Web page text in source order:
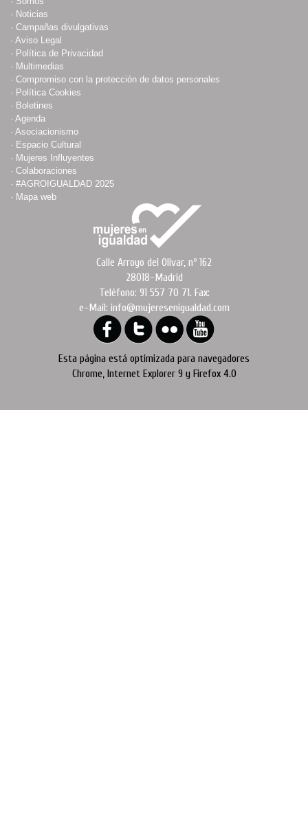
· Noticias
· Campañas divulgativas
· Aviso Legal
· Política de Privacidad
· Multimedias
· Compromiso con la protección de datos personales
· Política Cookies
· Boletines
· Agenda
· Asociacionismo
· Espacio Cultural
· Mujeres Influyentes
· Colaboraciones
· #AGROIGUALDAD 2025
· Mapa web
Calle Arroyo del Olivar, nº 162
28018-Madrid
Teléfono: 91 557 70 71. Fax:
e-Mail: info@mujeresenigualdad.com
Esta página está optimizada para navegadores
Chrome, Internet Explorer 9 y Firefox 4.0